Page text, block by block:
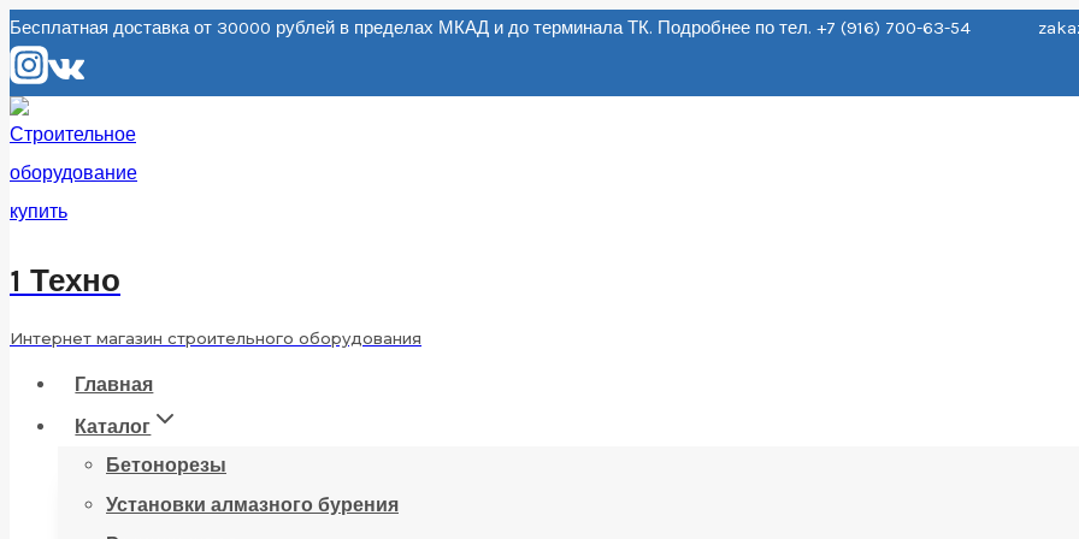
Перейти
к
содержанию
Бесплатная доставка от 30000 рублей в пределах МКАД и до терминала ТК. Подробнее по тел. +7 (916) 700-63-54
1 Техно
Интернет магазин строительного оборудования
Главная
Каталог
Бетонорезы
Установки алмазного бурения